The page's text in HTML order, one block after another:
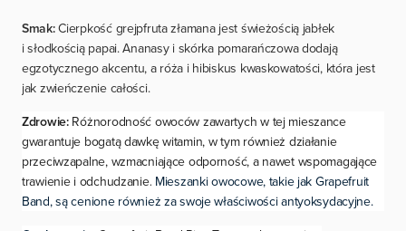
Smak:Cierpkość grejpfruta złamana jest świeżością jabłek
i słodkością papai. Ananasy i skórka pomarańczowa dodają
egzotycznego akcentu, a róża i hibiskus kwaskowatości, która jest
jak zwieńczenie całości.
Zdrowie:Różnorodność owoców zawartych w tej mieszance
gwarantuje bogatą dawkę witamin, w tym również działanie
przeciwzapalne, wzmacniające odporność, a nawet wspomagające
trawienie i odchudzanie. Mieszanki owocowe, takie jak Grapefruit
Band, są cenione również za swoje właściwości antyoksydacyjne.